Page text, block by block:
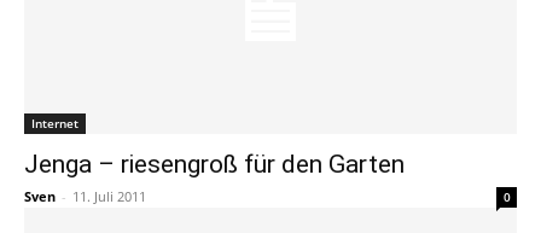
Internet
Jenga – riesengroß für den Garten
Sven - 11. Juli 2011 0